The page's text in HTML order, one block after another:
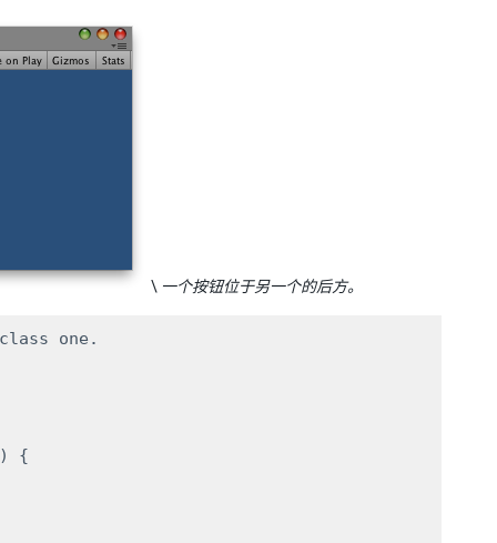
\ 一个按钮位于另一个的后方。
one.
{